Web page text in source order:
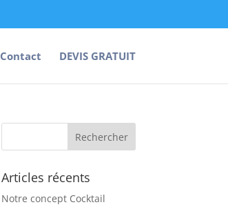
Contact DEVIS GRATUIT
Articles récents
Notre concept Cocktail